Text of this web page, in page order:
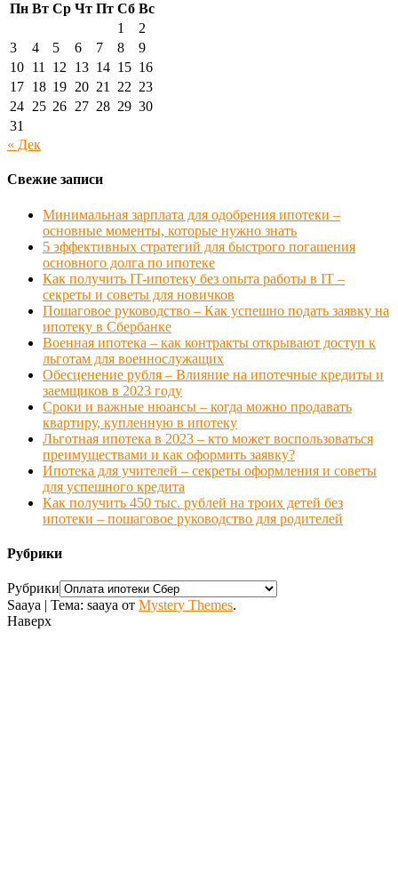
Пн Вт Ср Чт Пт Сб Вс
1
2
3
4 5 6 7 8
9
10 11 12 13 14 15 16
17 18 19 20 21 22 23
24 25 26 27 28 29 30
31
« Дек
Свежие записи
Минимальная зарплата для одобрения ипотеки –
основные моменты, которые нужно знать
5 эффективных стратегий для быстрого погашения
основного долга по ипотеке
Как получить IT-ипотеку без опыта работы в IT –
секреты и советы для новичков
Пошаговое руководство – Как успешно подать заявку на
ипотеку в Сбербанке
Военная ипотека – как контракты открывают доступ к
льготам для военнослужащих
Обесценение рубля – Влияние на ипотечные кредиты и
заемщиков в 2023 году
Сроки и важные нюансы – когда можно продавать
квартиру, купленную в ипотеку
Льготная ипотека в 2023 – кто может воспользоваться
преимуществами и как оформить заявку?
Ипотека для учителей – секреты оформления и советы
для успешного кредита
Как получить 450 тыс. рублей на троих детей без
ипотеки – пошаговое руководство для родителей
Рубрики
Рубрики
Saaya | Тема: saaya от Mystery Themes.
Наверх